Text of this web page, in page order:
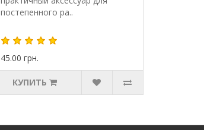
постепенного ра..
45.00 грн.
КУПИТЬ